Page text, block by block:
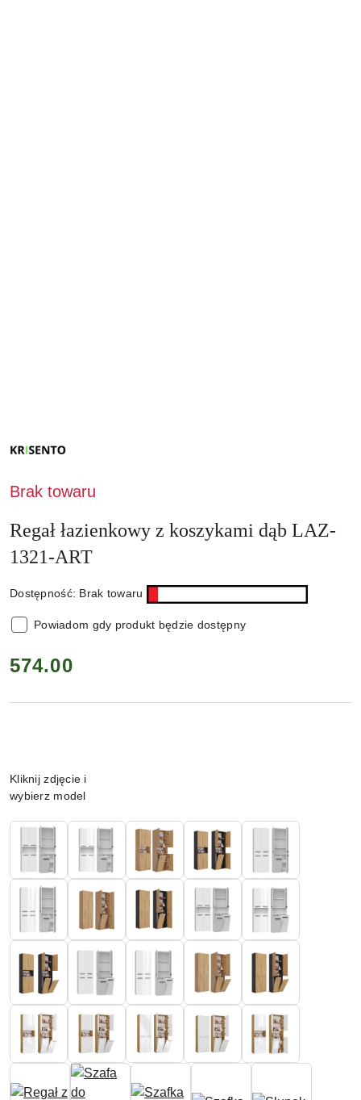
PRODUCENTA:
Brak towaru
Regał łazienkowy z koszykami dąb LAZ-
1321-ART
Dostępność: Brak towaru
Powiadom gdy produkt będzie dostępny
cena:
574.00
Wariant
Kliknij zdjęcie i
wybierz model